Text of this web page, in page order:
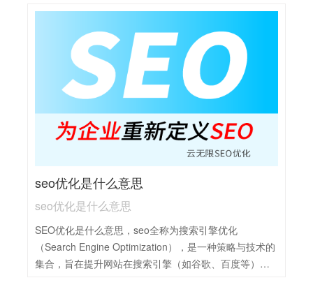
发现和索引的速度。2、增强页面渗透性：通过在网站地
图中列出所有重要页面链接，增加了这些页面的“入度”，
即页面被链接指向的次数，有助于搜索引擎更好地理解
网站架构，提升页面间的权重传递，促使更多页面被搜
索引擎认可和排名。3、导航辅助：对于用户和搜索引擎
而言，网站地图如同一个中央枢纽，为访问者提供直观
的浏览路径，同时指引搜索引擎爬虫有效遍历网站，确
保每个角落都能被覆盖到。4、新内容快速识别：当网站
有新内容添加时，更新网站地图并提交给搜索引擎，可
以加速新页面的发现和索引过程，对于时效性内容尤为
重要。
seo优化是什么意思
seo优化是什么意思
SEO优化是什么意思，seo全称为搜索引擎优化
（Search Engine Optimization），是一种策略与技术的
集合，旨在提升网站在搜索引擎（如谷歌、百度等）自